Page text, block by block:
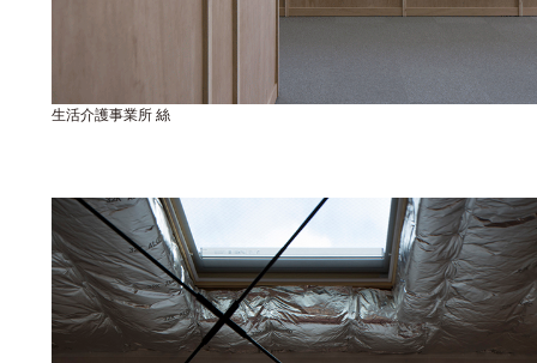
生活介護事業所 絲